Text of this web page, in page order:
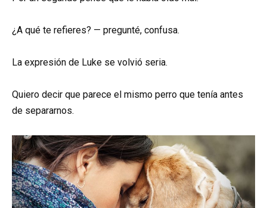
¿A qué te refieres? — pregunté, confusa.
La expresión de Luke se volvió seria.
Quiero decir que parece el mismo perro que tenía antes
de separarnos.